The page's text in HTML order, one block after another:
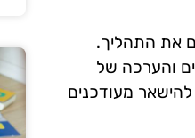
את התהליך.
והערכה של
להישאר מעודכנים